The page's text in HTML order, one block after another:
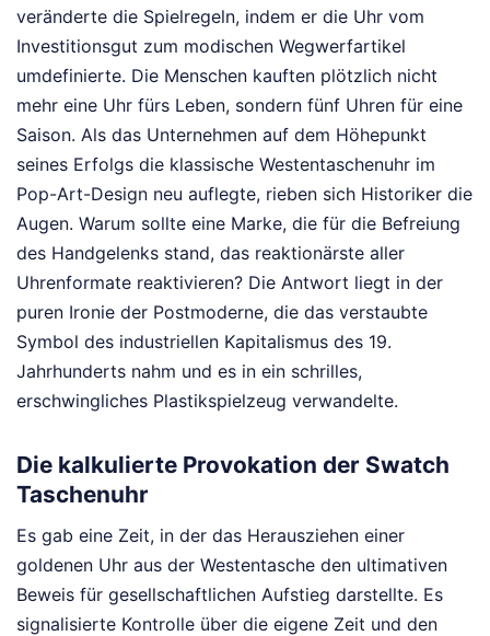
veränderte die Spielregeln, indem er die Uhr vom
Investitionsgut zum modischen Wegwerfartikel
umdefinierte. Die Menschen kauften plötzlich nicht
mehr eine Uhr fürs Leben, sondern fünf Uhren für eine
Saison. Als das Unternehmen auf dem Höhepunkt
seines Erfolgs die klassische Westentaschenuhr im
Pop-Art-Design neu auflegte, rieben sich Historiker die
Augen. Warum sollte eine Marke, die für die Befreiung
des Handgelenks stand, das reaktionärste aller
Uhrenformate reaktivieren? Die Antwort liegt in der
puren Ironie der Postmoderne, die das verstaubte
Symbol des industriellen Kapitalismus des 19.
Jahrhunderts nahm und es in ein schrilles,
erschwingliches Plastikspielzeug verwandelte.
Die kalkulierte Provokation der Swatch
Taschenuhr
Es gab eine Zeit, in der das Herausziehen einer
goldenen Uhr aus der Westentasche den ultimativen
Beweis für gesellschaftlichen Aufstieg darstellte. Es
signalisierte Kontrolle über die eigene Zeit und den